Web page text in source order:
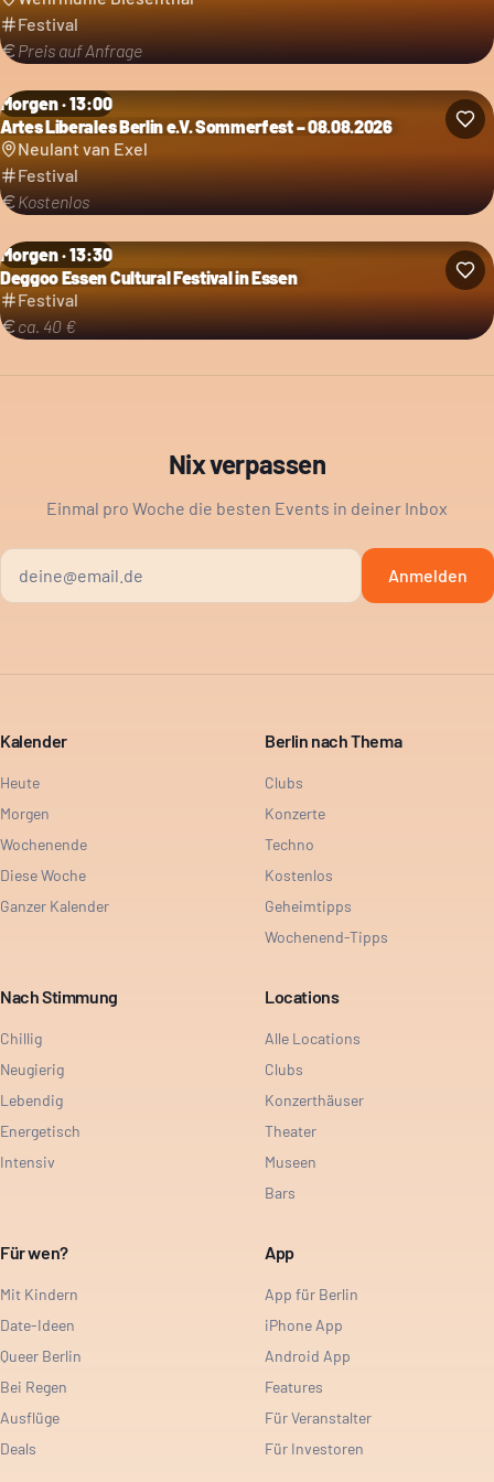
Festival
Preis auf Anfrage
Morgen · 13:00
Artes Liberales Berlin e.V. Sommerfest – 08.08.2026
Neulant van Exel
Festival
Kostenlos
Kategorie: Festival
Morgen · 13:30
Deggoo Essen Cultural Festival in Essen
Festival
ca. 40 €
Kategorie: Festival
Nix verpassen
Einmal pro Woche die besten Events in deiner Inbox
Anmelden
Kalender
Heute
Morgen
Wochenende
Diese Woche
Ganzer Kalender
Berlin nach Thema
Clubs
Konzerte
Techno
Kostenlos
Geheimtipps
Wochenend-Tipps
Nach Stimmung
Chillig
Neugierig
Lebendig
Energetisch
Intensiv
Locations
Alle Locations
Clubs
Konzerthäuser
Theater
Museen
Bars
Für wen?
Mit Kindern
Date-Ideen
Queer Berlin
Bei Regen
Ausflüge
Deals
App
App für Berlin
iPhone App
Android App
Features
Für Veranstalter
Für Investoren